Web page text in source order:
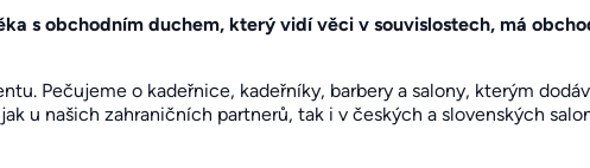
s obchodním duchem, který vidí věci v souvislostech, má
Pečujeme o kadeřnice, kadeřníky, barbery a salony, kterým
u našich zahraničních partnerů, tak i v českých a slovenských